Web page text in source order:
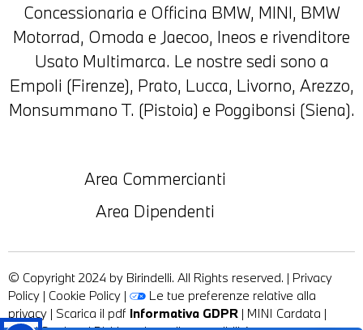
Concessionaria e Officina BMW, MINI, BMW
Motorrad, Omoda e Jaecoo, Ineos e rivenditore
Usato Multimarca. Le nostre sedi sono a
Empoli (Firenze), Prato, Lucca, Livorno, Arezzo,
Monsummano T. (Pistoia) e Poggibonsi (Siena).
Area Commercianti
Area Dipendenti
© Copyright 2024 by Birindelli. All Rights reserved. | Privacy
Policy | Cookie Policy |
Le tue preferenze relative alla
privacy | Scarica il pdf Informativa GDPR | MINI Cardata |